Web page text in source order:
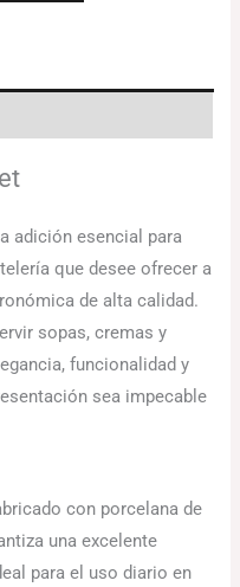
adición esencial para
que desee ofrecer a
de alta calidad.
sopas, cremas y
funcionalidad y
sea impecable
con porcelana de
una excelente
para el uso diario en